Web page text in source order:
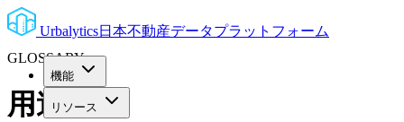
Urbalytics日本不動産データプラットフォーム
機能
リソース
GLOSSARY
用途地域